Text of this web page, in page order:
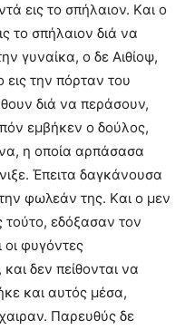
εις το σπήλαιον. Kαι ο
το σπήλαιον διά να
γυναίκα, ο δε Aιθίοψ,
εις την πόρταν του
διά να περάσουν,
εμβήκεν ο δούλος,
η οποία αρπάσασα
Έπειτα δαγκάνουσα
φωλεάν της. Kαι ο μεν
τούτο, εδόξασαν τον
οι φυγόντες
δεν πείθονται να
και αυτός μέσα,
Παρευθύς δε